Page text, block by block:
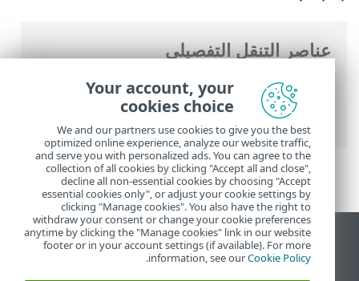
عناصر التنقل التفصيلي
تعليمات ESET عبر الإنترنت >
ESET Password
Manager
>
التعامل مع ESET Password
Manager > إنشاء كلمة مرور
عرض موقع سطح المكتب
End of Life
Your account, your
cookies choice
We and our partners use cookies to give you the best
optimized online experience, analyze our website traffic,
and serve you with personalized ads. You can agree to the
collection of all cookies by clicking "Accept all and close",
decline all non-essential cookies by choosing "Accept
essential cookies only", or adjust your cookie settings by
clicking "Manage cookies". You also have the right to
withdraw your consent or change your cookie preferences
anytime by clicking the "Manage cookies" link in our website
footer or in your account settings (if available). For more
information, see ourCookie Policy
.